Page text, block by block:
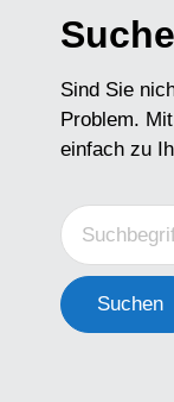
Sind Sie
Problem.
einfach zu
Suchen